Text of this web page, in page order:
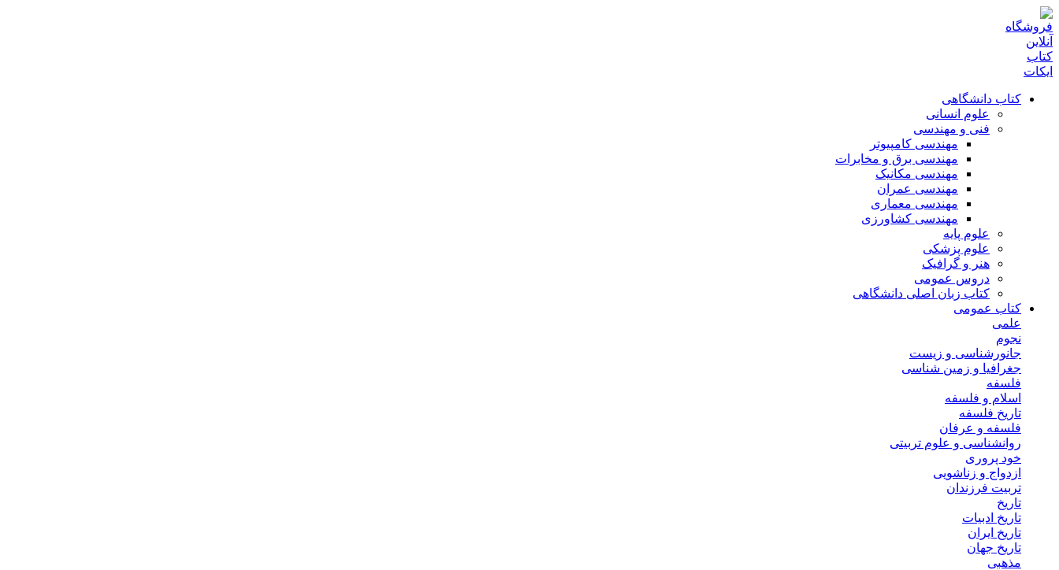
کتاب دانشگاهی
علوم انسانی
فنی و مهندسی
مهندسی کامپیوتر
مهندسی برق و مخابرات
مهندسی مکانیک
مهندسی عمران
مهندسی معماری
مهندسی کشاورزی
علوم پایه
علوم پزشکی
هنر و گرافیک
دروس عمومی
کتاب زبان اصلی دانشگاهی
کتاب عمومی
علمی
نجوم
جانورشناسی و زیست
جغرافیا و زمین شناسی
فلسفه
اسلام و فلسفه
تاریخ فلسفه
فلسفه و عرفان
روانشناسی و علوم تربیتی
خود پروری
ازدواج و زناشویی
تربیت فرزندان
تاریخ
تاریخ ادبیات
تاریخ ایران
تاریخ جهان
مذهبی